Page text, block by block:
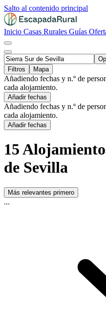
Salto al contenido principal
Inicio Casas Rurales Guías
Filtros
Mapa
Añadiendo fechas y n.º de
cada alojamiento.
Añadir fechas
Añadiendo fechas y n.º de
cada alojamiento.
Añadir fechas
15
de Sevilla
Más relevantes primero
...